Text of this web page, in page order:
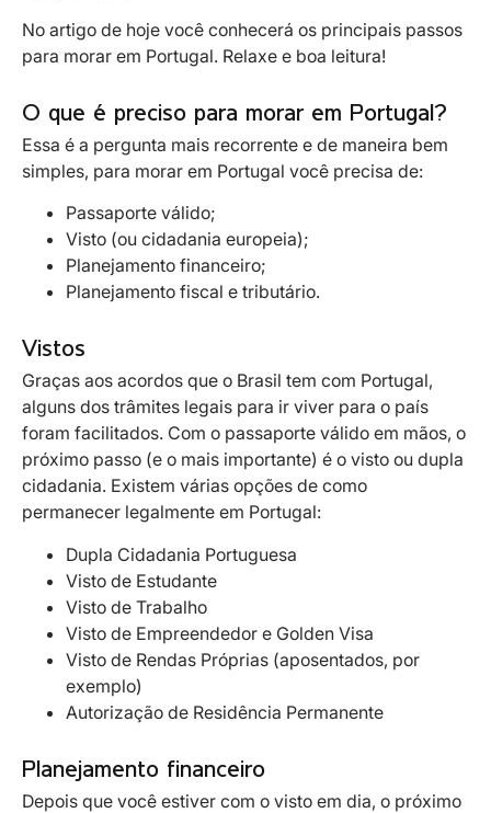
No artigo de hoje você conhecerá os principais passos
para morar em Portugal. Relaxe e boa leitura!
O que é preciso para morar em Portugal?
Essa é a pergunta mais recorrente e de maneira bem
simples, para morar em Portugal você precisa de:
Passaporte válido;
Visto (ou cidadania europeia);
Planejamento financeiro;
Planejamento fiscal e tributário.
Vistos
Graças aos acordos que o Brasil tem com Portugal,
alguns dos trâmites legais para ir viver para o país
foram facilitados. Com o passaporte válido em mãos, o
próximo passo (e o mais importante) é o visto ou dupla
cidadania. Existem várias opções de como
permanecer legalmente em Portugal:
Dupla Cidadania Portuguesa
Visto de Estudante
Visto de Trabalho
Visto de Empreendedor e Golden Visa
Visto de Rendas Próprias (aposentados, por
exemplo)
Autorização de Residência Permanente
Planejamento financeiro
Depois que você estiver com o visto em dia, o próximo